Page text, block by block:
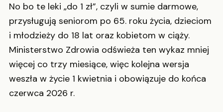
No bo te leki „do 1 zł”, czyli w sumie darmowe,
przysługują seniorom po 65. roku życia, dzieciom
i młodzieży do 18 lat oraz kobietom w ciąży.
Ministerstwo Zdrowia odświeża ten wykaz mniej
więcej co trzy miesiące, więc kolejna wersja
weszła w życie 1 kwietnia i obowiązuje do końca
czerwca 2026 r.